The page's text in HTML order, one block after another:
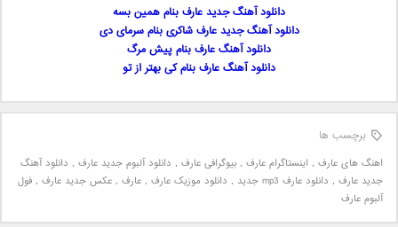
دانلود آهنگ جدید عارف بنام همین بسه
دانلود آهنگ جدید عارف شاکری بنام سرمای دی
دانلود آهنگ عارف بنام پیش مرگ
دانلود آهنگ عارف بنام کی بهتر از تو
برچسب ها
اهنگ های عارف , اینستاگرام عارف , بیوگرافی عارف , دانلود آلبوم جدید عارف , دانلود آهنگ
جدید عارف , دانلود عارف mp3 جدید , دانلود موزیک عارف , عارف , عکس جدید عارف , فول
آلبوم عارف